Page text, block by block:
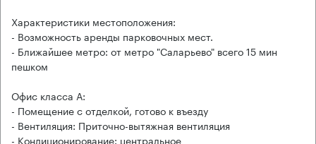
Характеристики местоположения:
- Возможность аренды парковочных мест.
- Ближайшее метро: от метро "Саларьево" всего 15 мин
пешком
Офис класса А:
- Помещение с отделкой, готово к въезду
- Вентиляция: Приточно-вытяжная вентиляция
- Кондиционирование: центральное